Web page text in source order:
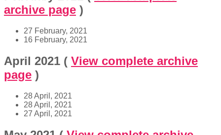
archive page )
27 February, 2021
16 February, 2021
April 2021 ( View complete archive
page )
28 April, 2021
28 April, 2021
27 April, 2021